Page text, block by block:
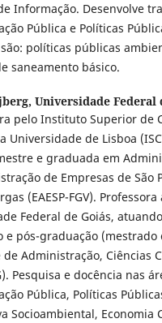
Informação. Desenvolve
Pública e Políticas
políticas públicas
saneamento básico.
Universidade Federal
pelo Instituto Superior de
Universidade de Lisboa
e graduada em
de Empresas de São
(EAESP-FGV).
Federal de Goiás,
e pós-graduação (mestrado
de Administração, Ciências
Pesquisa e docência nas
Pública, Políticas
Socioambiental, Economia